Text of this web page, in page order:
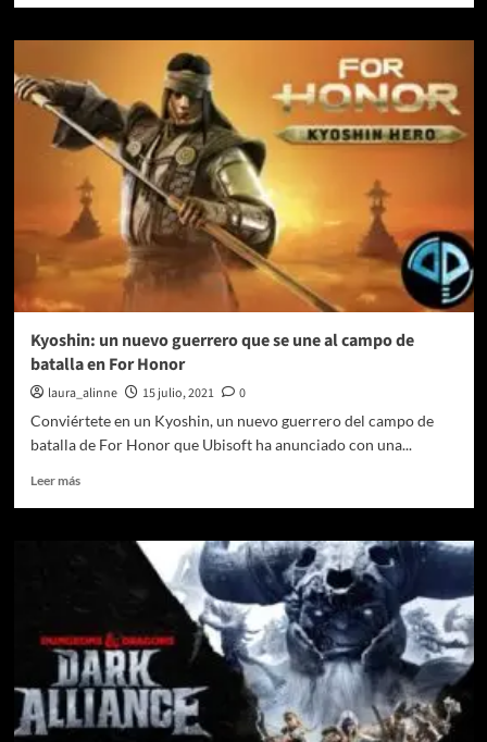
Call
Duty:
Vanguard
BETA
(Reseña)
Kyoshin: un nuevo guerrero que se une al campo de
batalla en For Honor
laura_alinne 15 julio, 2021
0
Conviértete en un Kyoshin, un nuevo guerrero del campo de
batalla de For Honor que Ubisoft ha anunciado con una...
Leer másLeer
se
une
al
campo
de